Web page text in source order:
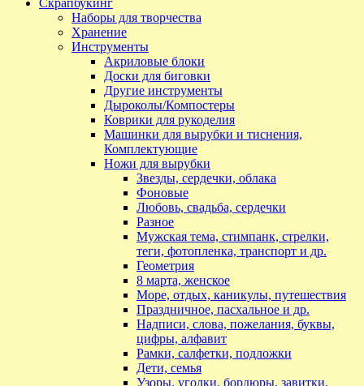
Скрапбукинг
Наборы для творчества
Хранение
Инструменты
Акриловые блоки
Доски для биговки
Другие инструменты
Дыроколы/Компостеры
Коврики для рукоделия
Машинки для вырубки и тиснения,
Комплектующие
Ножи для вырубки
Звезды, сердечки, облака
Фоновые
Любовь, свадьба, сердечки
Разное
Мужская тема, стимпанк, стрелки,
теги, фотопленка, транспорт и др.
Геометрия
8 марта, женское
Море, отдых, каникулы, путешествия
Праздничное, пасхальное и др.
Надписи, слова, пожелания, буквы,
цифры, алфавит
Рамки, салфетки, подложки
Дети, семья
Узоры, уголки, бордюры, завитки,